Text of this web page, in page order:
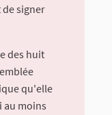
signer
des huit
qu'elle
au moins